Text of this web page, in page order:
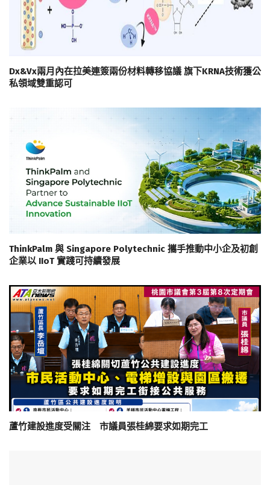
Dx&Vx兩月內在拉美連簽兩份材料轉移協議 旗下KRNA技術獲公
私領域雙重認可
ThinkPalm 與 Singapore Polytechnic 攜手推動中小企及初創
企業以 IIoT 實踐可持續發展
蘆竹建設進度受關注 市議員張桂綿要求如期完工